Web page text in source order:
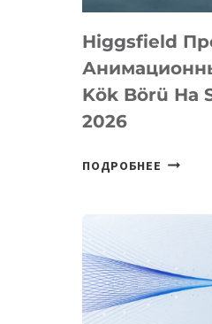
Higgsfield
Kök Börü На
2026
ПОДРОБНЕЕ
BÖRÜ
НА